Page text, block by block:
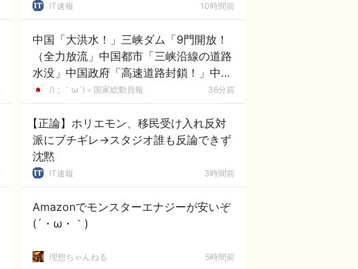
IT速報 10時間前
中国「大洪水！」三峡ダム「9門開放！
（全力放流」中国都市「三峡沿線の道路
水没」中国政府「高速道路封鎖！」中国
ダム「緊急放流に合わせて開門（土砂崩
/)；｀ω´)＜国家総動員報 36分前
【正論】ホリエモン、移民受け入れ反対
派にブチギレ→スタジオ誰も反論できず
沈黙
IT速報 3時間前
Amazonでモンスターエナジーが安いぞ
(´・ω・｀)
理想ちゃんねる 5時間前